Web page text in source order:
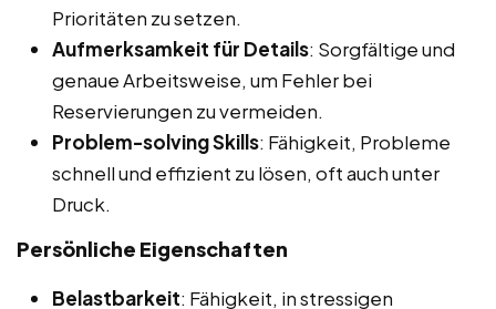
Prioritäten zu setzen.
Aufmerksamkeit für Details: Sorgfältige und
genaue Arbeitsweise, um Fehler bei
Reservierungen zu vermeiden.
Problem-solving Skills: Fähigkeit, Probleme
schnell und effizient zu lösen, oft auch unter
Druck.
Persönliche Eigenschaften
Belastbarkeit: Fähigkeit, in stressigen